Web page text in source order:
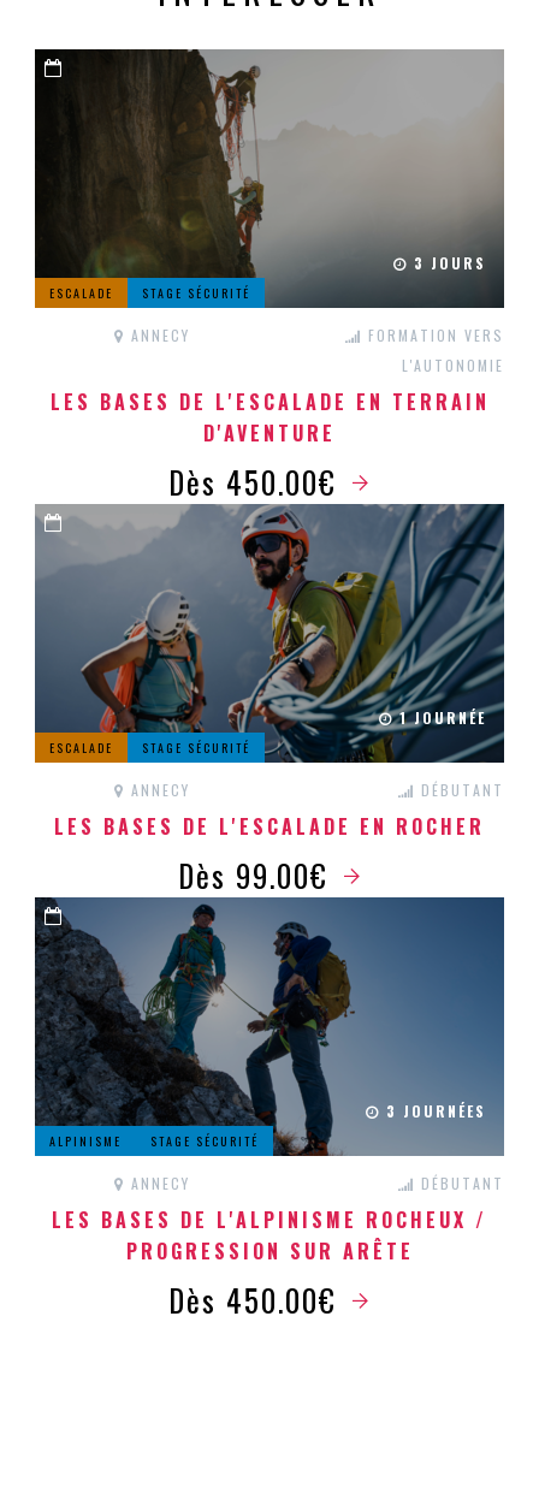
3 JOURS
ESCALADE STAGE SÉCURITÉ
ANNECY
FORMATION VERS
L'AUTONOMIE
LES BASES DE L'ESCALADE EN TERRAIN
D'AVENTURE
Dès 450.00€
1 JOURNÉE
ESCALADE STAGE SÉCURITÉ
ANNECY DÉBUTANT
LES BASES DE L'ESCALADE EN ROCHER
Dès 99.00€
3 JOURNÉES
ALPINISME STAGE SÉCURITÉ
ANNECY DÉBUTANT
LES BASES DE L'ALPINISME ROCHEUX /
PROGRESSION SUR ARÊTE
Dès 450.00€